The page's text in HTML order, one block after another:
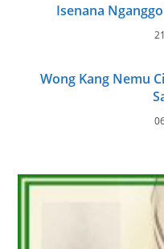
Isenana
Wong Kang Nemu